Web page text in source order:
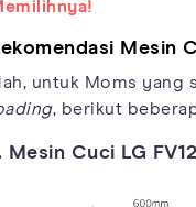
Mesin
untuk Moms yang
, berikut
Mesin Cuci LG